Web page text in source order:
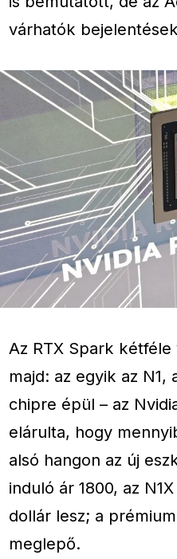
várhatók
Az RTX Spark
majd: az egyik az N1,
chipre épül – az
elárulta, hogy
alsó hangon az új
induló ár 1800, az
dollár lesz; a
meglepő.